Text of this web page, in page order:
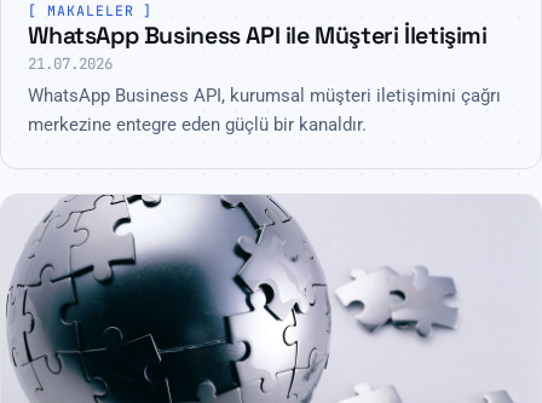
MAKALELER
WhatsApp Business API ile Müşteri İletişimi
21.07.2026
WhatsApp Business API, kurumsal müşteri iletişimini çağrı
merkezine entegre eden güçlü bir kanaldır.